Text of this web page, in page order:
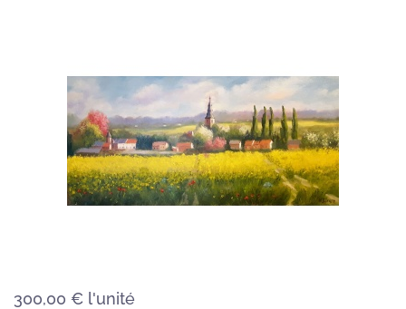
300,00 € l'unité